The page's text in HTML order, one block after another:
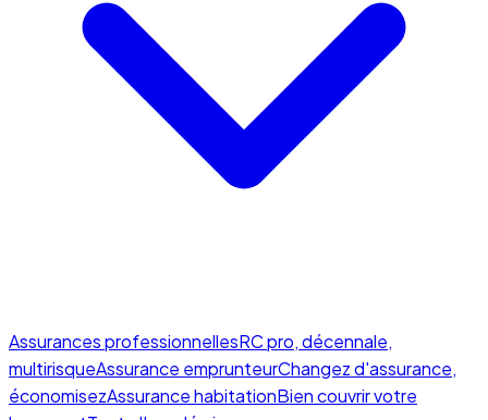
Assurances professionnellesRC pro, décennale,
multirisqueAssurance emprunteurChangez d'assurance,
économisezAssurance habitationBien couvrir votre